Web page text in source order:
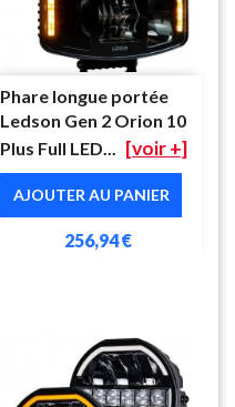
Phare longue portée
Ledson Gen 2 Orion 10
Plus Full LED... [voir +]
AJOUTER AU PANIER
256,94 €